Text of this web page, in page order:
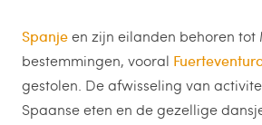
Spanjeen zijn eilanden behoren
bestemmingen, vooral
gestolen. De afwisseling van
Spaanse eten en de gezellige